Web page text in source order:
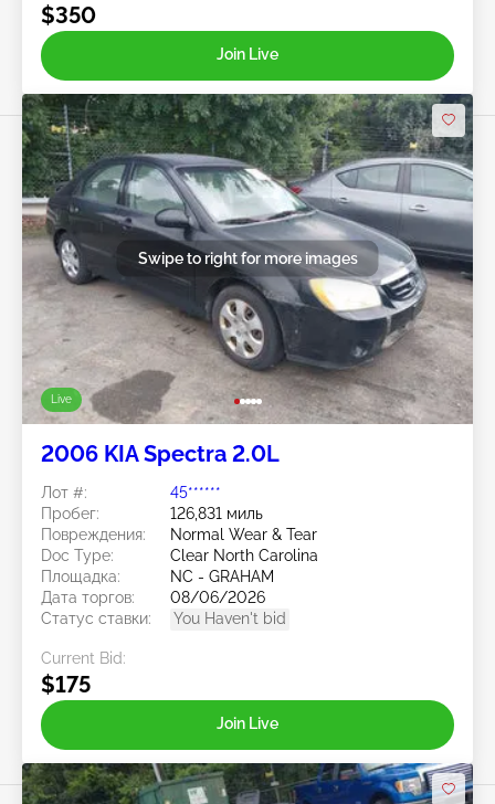
$350
Join Live
Live
Swipe to right for more images
2006 KIA Spectra 2.0L
Лот #:
45******
Пробег:
126,831 миль
Повреждения:
Normal Wear & Tear
Doc Type:
Clear North Carolina
Площадка:
NC - GRAHAM
Дата торгов:
08/06/2026
Статус ставки:
You Haven't bid
Current Bid:
$175
Join Live